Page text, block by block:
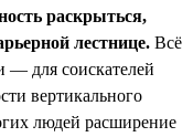
раскрыться,
лестнице. Всё
— для соискателей
вертикального
людей расширение